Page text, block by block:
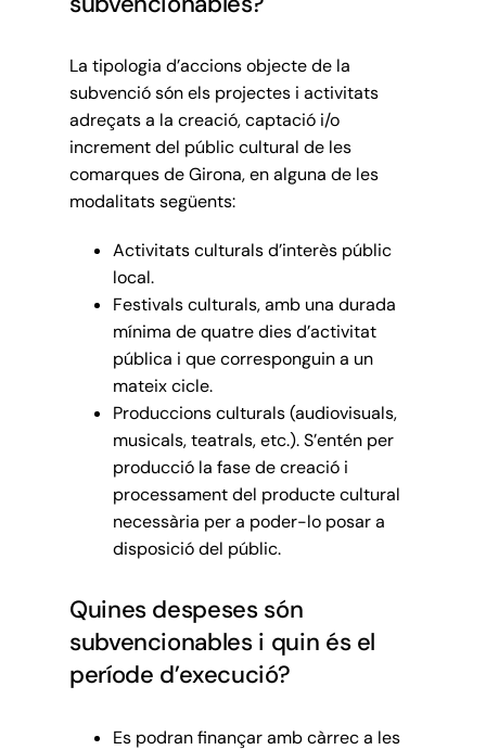
La tipologia d’accions objecte de la
subvenció són els projectes i activitats
adreçats a la creació, captació i/o
increment del públic cultural de les
comarques de Girona, en alguna de les
modalitats següents:
Activitats culturals d’interès públic
local.
Festivals culturals, amb una durada
mínima de quatre dies d’activitat
pública i que corresponguin a un
mateix cicle.
Produccions culturals (audiovisuals,
musicals, teatrals, etc.). S’entén per
producció la fase de creació i
processament del producte cultural
necessària per a poder-lo posar a
disposició del públic.
Quines despeses són
subvencionables i quin és el
període d’execució?
Es podran finançar amb càrrec a les